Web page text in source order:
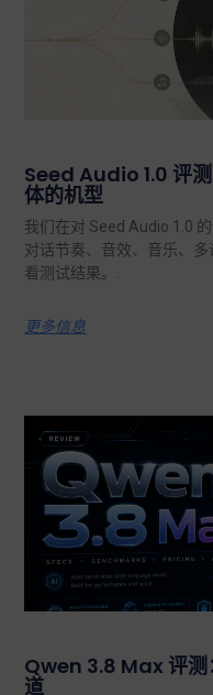
Seed Audio 1.0 评
体的机型
我们在对 Seed Audio 1.0
对话节奏、音效、音乐、
看测试结果。.
更多信息
Qwen 3.8 Max 评测
道